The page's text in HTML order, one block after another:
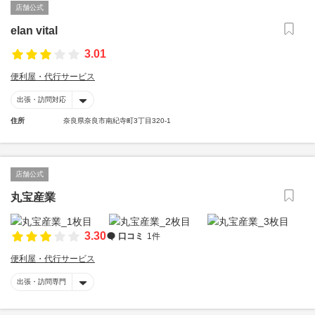
店舗公式
elan vital
3.01
便利屋・代行サービス
出張・訪問対応
住所 奈良県奈良市南紀寺町3丁目320-1
店舗公式
丸宝産業
3.30 口コミ 1件
便利屋・代行サービス
出張・訪問専門